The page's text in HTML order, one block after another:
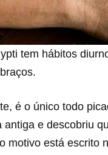
tem hábitos
é o único todo
e descobriu
motivo está escrito